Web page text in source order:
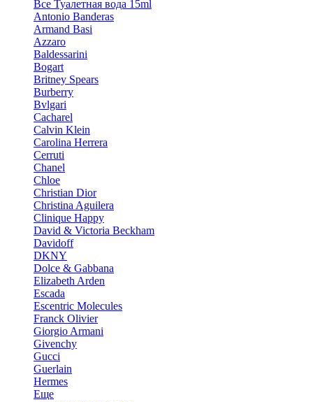
Все Туалетная вода 15ml
Antonio Banderas
Armand Basi
Azzaro
Baldessarini
Bogart
Britney Spears
Burberry
Bvlgari
Cacharel
Calvin Klein
Carolina Herrera
Cerruti
Chanel
Chloe
Christian Dior
Christina Aguilera
Clinique Happy
David & Victoria Beckham
Davidoff
DKNY
Dolce & Gabbana
Elizabeth Arden
Escada
Escentric Molecules
Franck Olivier
Giorgio Armani
Givenchy
Gucci
Guerlain
Hermes
Еще